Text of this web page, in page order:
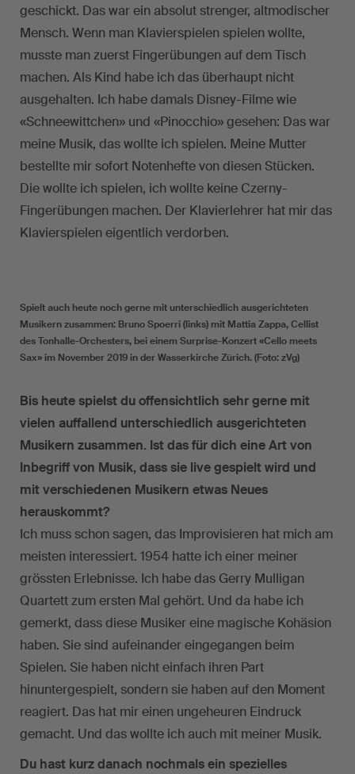
geschickt. Das war ein absolut strenger, altmodischer
Mensch. Wenn man Klavierspielen spielen wollte,
musste man zuerst Fingerübungen auf dem Tisch
machen. Als Kind habe ich das überhaupt nicht
ausgehalten. Ich habe damals Disney-Filme wie
«Schneewittchen» und «Pinocchio» gesehen: Das war
meine Musik, das wollte ich spielen. Meine Mutter
bestellte mir sofort Notenhefte von diesen Stücken.
Die wollte ich spielen, ich wollte keine Czerny-
Fingerübungen machen. Der Klavierlehrer hat mir das
Klavierspielen eigentlich verdorben.
Spielt auch heute noch gerne mit unterschiedlich ausgerichteten
Musikern zusammen: Bruno Spoerri (links) mit Mattia Zappa, Cellist
des Tonhalle-Orchesters, bei einem Surprise-Konzert «Cello meets
Sax» im November 2019 in der Wasserkirche Zürich. (Foto: zVg)
Bis heute spielst du offensichtlich sehr gerne mit
vielen auffallend unterschiedlich ausgerichteten
Musikern zusammen. Ist das für dich eine Art von
Inbegriff von Musik, dass sie live gespielt wird und
mit verschiedenen Musikern etwas Neues
herauskommt?
Ich muss schon sagen, das Improvisieren hat mich am
meisten interessiert. 1954 hatte ich einer meiner
grössten Erlebnisse. Ich habe das Gerry Mulligan
Quartett zum ersten Mal gehört. Und da habe ich
gemerkt, dass diese Musiker eine magische Kohäsion
haben. Sie sind aufeinander eingegangen beim
Spielen. Sie haben nicht einfach ihren Part
hinuntergespielt, sondern sie haben auf den Moment
reagiert. Das hat mir einen ungeheuren Eindruck
gemacht. Und das wollte ich auch mit meiner Musik.
Du hast kurz danach nochmals ein spezielles